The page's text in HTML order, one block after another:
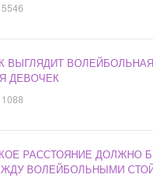
5546
ВЫГЛЯДИТ
ДЕВОЧЕК
1088
РАССТОЯНИЕ ДОЛЖНО
ВОЛЕЙБОЛЬНЫМИ